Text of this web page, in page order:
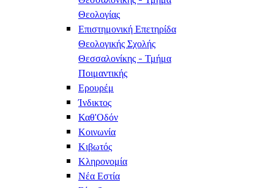
Θεολογίας
Επιστημονική Επετηρίδα
Θεολογικής Σχολής
Θεσσαλονίκης - Τμήμα
Ποιμαντικής
Ερουρέμ
Ίνδικτος
Καθ'Οδόν
Κοινωνία
Κιβωτός
Κληρονομία
Νέα Εστία